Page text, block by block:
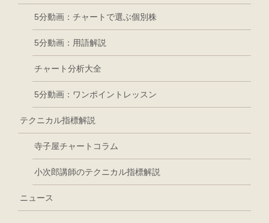
5分動画：チャートで選ぶ個別株
5分動画：用語解説
チャート分析大全
5分動画：ワンポイントレッスン
テクニカル指標解説
寺子屋チャートコラム
小次郎講師のテクニカル指標解説
ニュース